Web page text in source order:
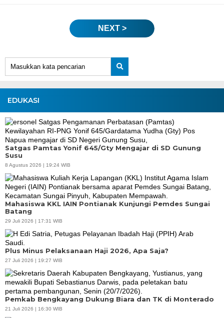
EDUKASI
Satgas Pamtas Yonif 645/Gty Mengajar di SD Gunung
Susu
8 Agustus 2026 | 19:24 WIB
Mahasiswa KKL IAIN Pontianak Kunjungi Pemdes Sungai
Batang
29 Juli 2026 | 17:31 WIB
Plus Minus Pelaksanaan Haji 2026, Apa Saja?
27 Juli 2026 | 19:27 WIB
Pemkab Bengkayang Dukung Biara dan TK di Monterado
21 Juli 2026 | 16:30 WIB
NEXT >